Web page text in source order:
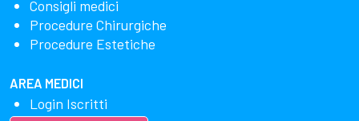
Consigli medici
Procedure Chirurgiche
Procedure Estetiche
AREA MEDICI
Login Iscritti